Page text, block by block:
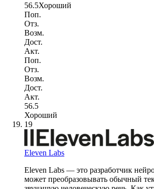
56.5Хороший
Поп.
Отз.
Возм.
Дост.
Акт.
Поп.
Отз.
Возм.
Дост.
Акт.
56.5
Хороший
19
Eleven Labs
Eleven Labs — это разработчик
может преобразовывать обычный